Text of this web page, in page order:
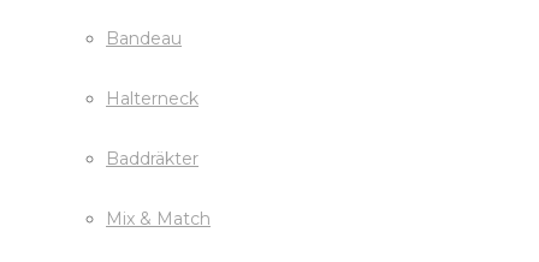
Bandeau
Halterneck
Baddräkter
Mix & Match